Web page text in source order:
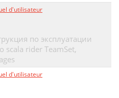
d'utilisateur
по эксплуатации
scala rider TeamSet,
d'utilisateur